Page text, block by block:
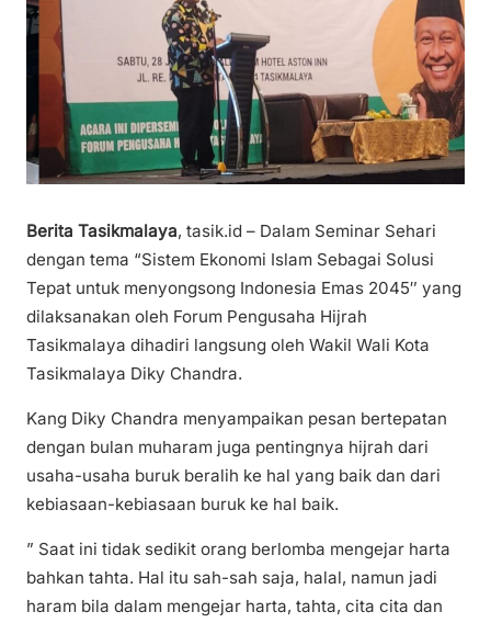
Berita Tasikmalaya, tasik.id – Dalam Seminar Sehari
dengan tema “Sistem Ekonomi Islam Sebagai Solusi
Tepat untuk menyongsong Indonesia Emas 2045″ yang
dilaksanakan oleh Forum Pengusaha Hijrah
Tasikmalaya dihadiri langsung oleh Wakil Wali Kota
Tasikmalaya Diky Chandra.
Kang Diky Chandra menyampaikan pesan bertepatan
dengan bulan muharam juga pentingnya hijrah dari
usaha-usaha buruk beralih ke hal yang baik dan dari
kebiasaan-kebiasaan buruk ke hal baik.
” Saat ini tidak sedikit orang berlomba mengejar harta
bahkan tahta. Hal itu sah-sah saja, halal, namun jadi
haram bila dalam mengejar harta, tahta, cita cita dan